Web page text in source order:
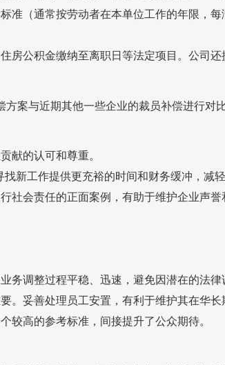
（通常按劳动者在本单位工作的年限，
房公积金缴纳至离职日等法定项目。公司还
与近期其他一些企业的裁员补偿进行对比
献的认可和尊重。
找新工作提供更充裕的时间和财务缓冲，减
社会责任的正面案例，有助于维护企业声誉
务调整过程平稳、迅速，避免因潜在的法律
。妥善处理员工安置，有利于维护其在华长
较高的参考标准，间接提升了公众期待。